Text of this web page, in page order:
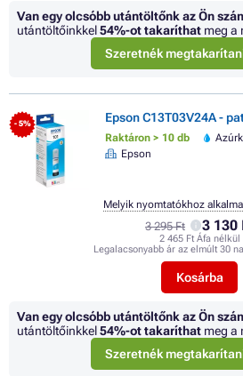
Van egy olcsóbb utántöltőnk az Ön
utántöltőinkkel54%-ot takaríthat meg a
Szeretnék
- 5% Epson C13T03V24A -
Raktáron > 10 db
Epson
3 295 Ft 3 130
2 465 Ft Áfa nélkül
Legalacsonyabb ár az elmúlt 30
Kosárba
Melyik nyomtatókhoz
Van egy olcsóbb utántöltőnk az Ön
utántöltőinkkel54%-ot takaríthat meg a
Szeretnék